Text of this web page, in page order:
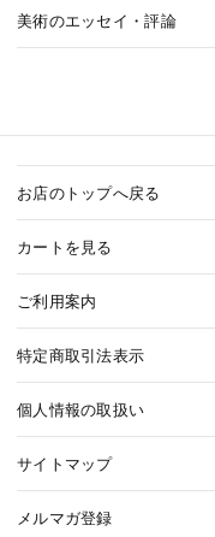
美術のエッセイ・評論
お店のトップへ戻る
カートを見る
ご利用案内
特定商取引法表示
個人情報の取扱い
サイトマップ
メルマガ登録